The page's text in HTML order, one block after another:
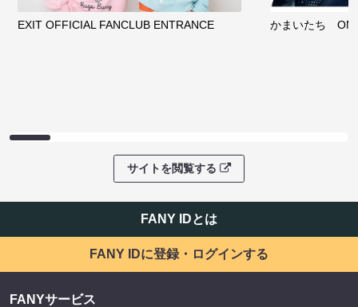
EXIT OFFICIAL FANCLUB ENTRANCE かまいたち
サイトを閲覧する
FANY IDとは
FANY IDに登録・ログインする
FANYサービス